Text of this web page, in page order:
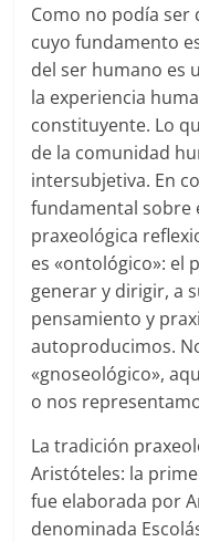
Como no podía
cuyo fundamento
del ser humano es
la experiencia
constituyente. Lo
de la comunidad
intersubjetiva. En
fundamental sobre
praxeológica
es «ontológico»: el
generar y dirigir, a
pensamiento y
autoproducimos.
«gnoseológico»,
o nos
La tradición
Aristóteles: la
fue elaborada por
denominada